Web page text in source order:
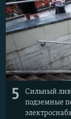
5
Сильный
подземные